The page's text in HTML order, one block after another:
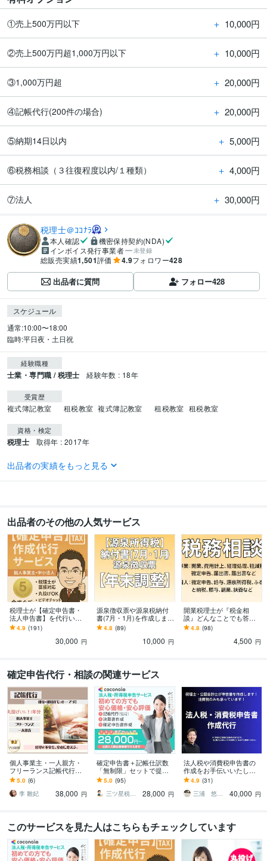
①売上500万円以下 ＋ 10,000円
②売上500万円超1,000万円以下 ＋ 10,000円
③1,000万円超 ＋ 20,000円
④記帳代行(200件の場合) ＋ 20,000円
⑤納期14日以内 ＋ 5,000円
⑥税務相談（３往復程度以内/１種類） ＋ 4,000円
⑦法人 ＋ 30,000円
税理士＠ｺｺﾅﾗ
本人確認
機密保持契約(NDA)
インボイス発行事業者
未登録
総販売実績1,501評価 4.9フォロワー428
出品者に質問 フォロー428
スケジュール
通常:10:00〜18:00
臨時:平日夜・土日祝
経験職種
士業・専門職 / 税理士 経験年数 : 18年
受賞歴
複式簿記教室 租税教室 複式簿記教室 租税教室 租税教室
資格・検定
税理士 取得年 : 2017年
ビジネス・クリエイティブツール
得意分野
ビジネス代行・事務代行 確定申告「ランキング・おすすめ順」1位！ 税務
相談(会社設立,経理代行,節税)
語学力
英語 日常会話レベル
出品者の実績をもっと見る
出品者のその他の人気サービス
税理士が【確定申告書・
法人申告書】を代行いた
します 「売上1,000万円以
下」の個人事業主の方！
4.9 (191)
30,000 円
源泉徴収票や源泉税納付
書(7月・1月)を作成します
【実務16年ベテラン税理
士だからできる！】※代表
4.8 (89)
10,000 円
開業税理士が『税金相
談』どんなことでも答え
ます ◆インボイスなど
『どんなことでも』【税
理士だからできる!】
4.8 (98)
4,500 円
確定申告代行・相談の関連サービス
個人事業主・一人親方・
フリーランス記帳代行し
ます 丸投げOK！プロ経理
にお任せください。親身
にサポートします!
5.0 (6)
李 雛妃
38,000 円
確定申告書＋記帳仕訳数
「無制限」セットで提供
します 可能な限りご要望
を取り入れ、価格の相談
にも柔軟に対応します
5.0 (95)
三ツ星税理士事務所
28,000 円
法人税や消費税申告書の
作成をお手伝いいたしま
す 申告書一式40,000円～
｜消費税申告のみも承り
ます！
4.9 (31)
三浦 悠佑＠税理士・公認会計士
40,000 円
このサービスを見た人はこちらもチェックしています